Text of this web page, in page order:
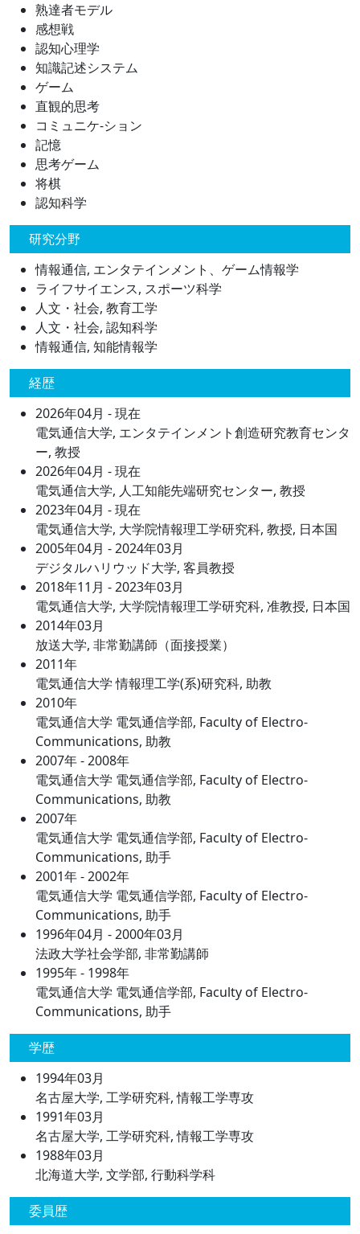
熟達者モデル
感想戦
認知心理学
知識記述システム
ゲーム
直観的思考
コミュニケ-ション
記憶
思考ゲーム
将棋
認知科学
研究分野
情報通信, エンタテインメント、ゲーム情報学
ライフサイエンス, スポーツ科学
人文・社会, 教育工学
人文・社会, 認知科学
情報通信, 知能情報学
経歴
2026年04月 - 現在
電気通信大学, エンタテインメント創造研究教育センタ
ー, 教授
2026年04月 - 現在
電気通信大学, 人工知能先端研究センター, 教授
2023年04月 - 現在
電気通信大学, 大学院情報理工学研究科, 教授, 日本国
2005年04月 - 2024年03月
デジタルハリウッド大学, 客員教授
2018年11月 - 2023年03月
電気通信大学, 大学院情報理工学研究科, 准教授, 日本国
2014年03月
放送大学, 非常勤講師（面接授業）
2011年
電気通信大学 情報理工学(系)研究科, 助教
2010年
電気通信大学 電気通信学部, Faculty of Electro-
Communications, 助教
2007年 - 2008年
電気通信大学 電気通信学部, Faculty of Electro-
Communications, 助教
2007年
電気通信大学 電気通信学部, Faculty of Electro-
Communications, 助手
2001年 - 2002年
電気通信大学 電気通信学部, Faculty of Electro-
Communications, 助手
1996年04月 - 2000年03月
法政大学社会学部, 非常勤講師
1995年 - 1998年
電気通信大学 電気通信学部, Faculty of Electro-
Communications, 助手
学歴
1994年03月
名古屋大学, 工学研究科, 情報工学専攻
1991年03月
名古屋大学, 工学研究科, 情報工学専攻
1988年03月
北海道大学, 文学部, 行動科学科
委員歴